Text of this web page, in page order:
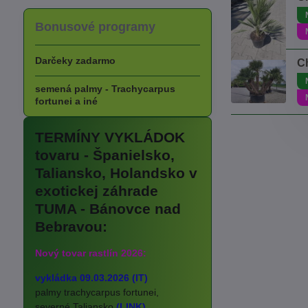
Bonusové programy
Darčeky zadarmo
semená palmy - Trachycarpus
fortunei a iné
TERMÍNY VYKLÁDOK
tovaru - Španielsko,
Taliansko, Holandsko v
exotickej záhrade
TUMA - Bánovce nad
Bebravou:
Nový tovar rastlín 2026:
vykládka 09.03.2026 (IT)
palmy trachycarpus fortunei,